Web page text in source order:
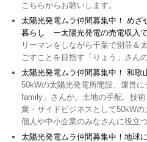
こちらからお願いします。
太陽光発電ムラ仲間募集中！ めざ
暮らし ー太陽光発電の売電収入
リーマンをしながら千葉で別荘＆
ごすことを目指す「りょう」さん
太陽光発電ムラ仲間募集中！ 和歌
50kWの太陽光発電所開設、運営
family」さんが、土地の手配、技
業・サイドビジネスとして50kW
個人や中小企業のみなさんに役立
太陽光発電ムラ仲間募集中！地球